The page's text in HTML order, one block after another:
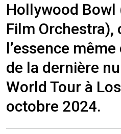
Hollywood Bowl
Film Orchestra),
l’essence
de la dernière
World Tour à
octobre 2024.